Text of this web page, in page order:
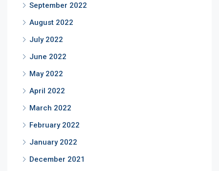
September 2022
August 2022
July 2022
June 2022
May 2022
April 2022
March 2022
February 2022
January 2022
December 2021